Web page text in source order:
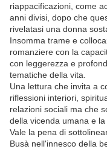
riappacificazioni, come
anni divisi, dopo che
rivelatasi una donna
Insomma trame e
romanziere con la
con leggerezza e
tematiche della vita.
Una lettura che invita a
riflessioni interiori,
relazioni sociali ma che
della vicenda umana e
Vale la pena di
Busà nell'innesco della